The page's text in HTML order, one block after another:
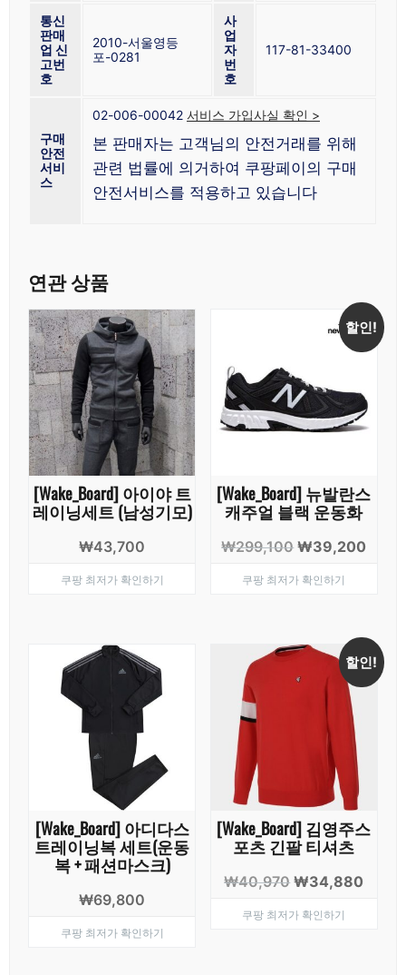
통신
판매
업 신
고번
호
2010-서울영등
포-0281
사
업
자
번
호
117-81-33400
구매
안전
서비
스
02-006-00042 서비스 가입사실 확인 >
본 판매자는 고객님의 안전거래를 위해
관련 법률에 의거하여 쿠팡페이의 구매
안전서비스를 적용하고 있습니다
연관 상품
[Wake_Board] 아이야 트
레이닝세트 (남성기모)
₩43,700
쿠팡 최저가 확인하기
할인!
[Wake_Board] 뉴발란스
캐주얼 블랙 운동화
₩299,100 원
가
₩39,200
쿠팡 최저가 확인하기
[Wake_Board] 아디다스
트레이닝복 세트(운동
복 + 패션마스크)
₩69,800
쿠팡 최저가 확인하기
할인!
[Wake_Board] 김영주스
포츠 긴팔 티셔츠
₩40,970 원
가
₩34,880
쿠팡 최저가 확인하기